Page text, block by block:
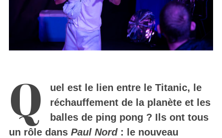
Q
uel est le lien entre le Titanic, le
réchauffement de la planète et les
balles de ping pong ? Ils ont tous
un rôle dans Paul Nord: le nouveau